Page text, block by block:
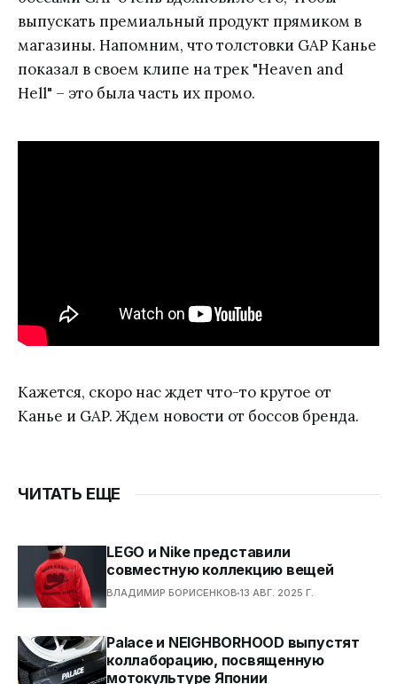
выпускать премиальный продукт прямиком в
магазины. Напомним, что толстовки GAP Канье
показал в своем клипе на трек "Heaven and
Hell" – это была часть их промо.
Кажется, скоро нас ждет что-то крутое от
Канье и GAP. Ждем новости от боссов бренда.
ЧИТАТЬ ЕЩЕ
LEGO и Nike представили
совместную коллекцию вещей
ВЛАДИМИР БОРИСЕНКОВ 13 АВГ. 2025 Г.
Palace и NEIGHBORHOOD выпустят
коллаборацию, посвященную
мотокультуре Японии